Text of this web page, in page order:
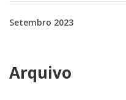
Setembro 2023
Arquivo